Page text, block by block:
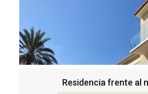
Residencia frente al